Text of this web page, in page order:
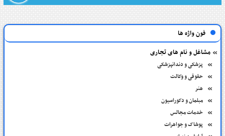
فون واژه ها
مشاغل و نام های تجاری
پزشکی و دندانپزشکی
حقوقی و وکالت
هنر
مبلمان و دکوراسیون
خدمات مجالس
پوشاک و جواهرات